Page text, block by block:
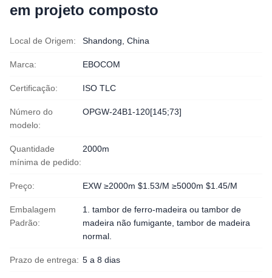
em projeto composto
Local de Origem: Shandong, China
Marca: EBOCOM
Certificação: ISO TLC
Número do
modelo:
OPGW-24B1-120[145;73]
Quantidade
mínima de pedido:
2000m
Preço: EXW ≥2000m $1.53/M ≥5000m $1.45/M
Embalagem
Padrão:
1. tambor de ferro-madeira ou tambor de
madeira não fumigante, tambor de madeira
normal.
Prazo de entrega: 5 a 8 dias